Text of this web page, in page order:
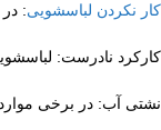
کار نکردن لباسشویی:
کارکرد نادرست:
نشتی آب: در برخی